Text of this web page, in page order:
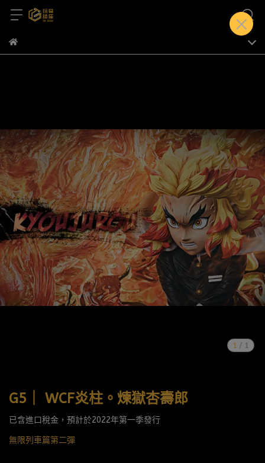
1 / 1
G5｜ WCF炎柱。煉獄杏壽郎
已含進口稅金，預計於2022年第一季發行
無限列車篇第二彈